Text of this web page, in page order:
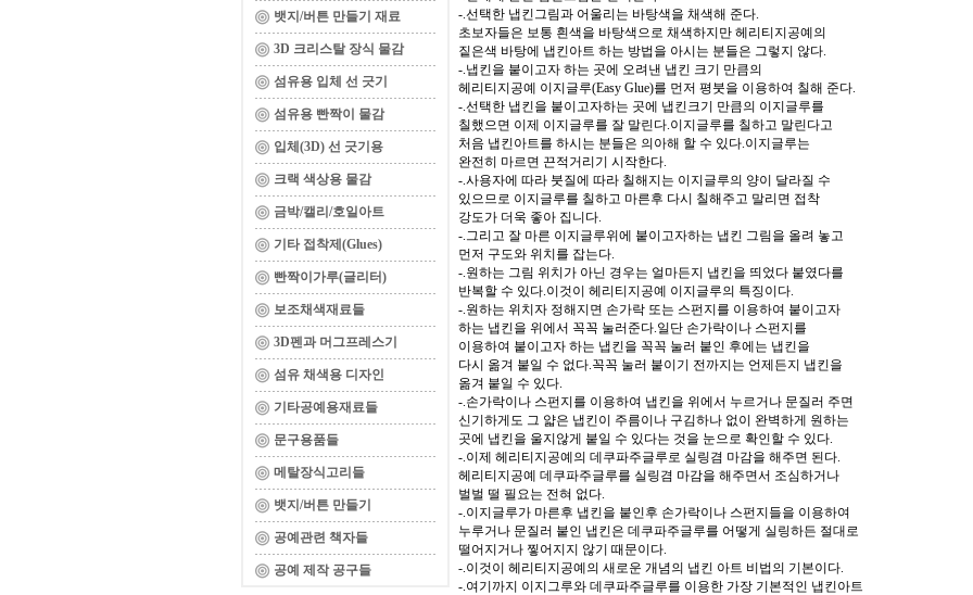
뱃지/버튼 만들기 재료
3D 크리스탈 장식 물감
섬유용 입체 선 긋기
섬유용 빤짝이 물감
입체(3D) 선 긋기용
크랙 색상용 물감
금박/캘리/호일아트
기타 접착제(Glues)
빤짝이가루(글리터)
보조채색재료들
3D펜과 머그프레스기
섬유 채색용 디자인
기타공예용재료들
문구용품들
메탈장식고리들
뱃지/버튼 만들기
공예관련 책자들
공예 제작 공구들
-.선택한 냅킨그림과 어울리는 바탕색을 채색해 준다.
초보자들은 보통 흰색을 바탕색으로 채색하지만 헤리티지공예의
짙은색 바탕에 냅킨아트 하는 방법을 아시는 분들은 그렇지 않다.
-.냅킨을 붙이고자 하는 곳에 오려낸 냅킨 크기 만큼의
헤리티지공예 이지글루(Easy Glue)를 먼저 평붓을 이용하여 칠해 준다.
-.선택한 냅킨을 붙이고자하는 곳에 냅킨크기 만큼의 이지글루를
칠했으면 이제 이지글루를 잘 말린다.이지글루를 칠하고 말린다고
처음 냅킨아트를 하시는 분들은 의아해 할 수 있다.이지글루는
완전히 마르면 끈적거리기 시작한다.
-.사용자에 따라 붓질에 따라 칠해지는 이지글루의 양이 달라질 수
있으므로 이지글루를 칠하고 마른후 다시 칠해주고 말리면 접착
강도가 더욱 좋아 집니다.
-.그리고 잘 마른 이지글루위에 붙이고자하는 냅킨 그림을 올려 놓고
먼저 구도와 위치를 잡는다.
-.원하는 그림 위치가 아닌 경우는 얼마든지 냅킨을 띄었다 붙였다를
반복할 수 있다.이것이 헤리티지공예 이지글루의 특징이다.
-.원하는 위치자 정해지면 손가락 또는 스펀지를 이용하여 붙이고자
하는 냅킨을 위에서 꼭꼭 눌러준다.일단 손가락이나 스펀지를
이용하여 붙이고자 하는 냅킨을 꼭꼭 눌러 붙인 후에는 냅킨을
다시 옮겨 붙일 수 없다.꼭꼭 눌러 붙이기 전까지는 언제든지 냅킨을
옮겨 붙일 수 있다.
-.손가락이나 스펀지를 이용하여 냅킨을 위에서 누르거나 문질러 주면
신기하게도 그 얇은 냅킨이 주름이나 구김하나 없이 완벽하게 원하는
곳에 냅킨을 울지않게 붙일 수 있다는 것을 눈으로 확인할 수 있다.
-.이제 헤리티지공예의 데쿠파주글루로 실링겸 마감을 해주면 된다.
헤리티지공예 데쿠파주글루를 실링겸 마감을 해주면서 조심하거나
벌벌 떨 필요는 전혀 없다.
-.이지글루가 마른후 냅킨을 붙인후 손가락이나 스펀지들을 이용하여
누루거나 문질러 붙인 냅킨은 데쿠파주글루를 어떻게 실링하든 절대로
떨어지거나 찧어지지 않기 때문이다.
-.이것이 헤리티지공예의 새로운 개념의 냅킨 아트 비법의 기본이다.
-.여기까지 이지그루와 데쿠파주글루를 이용한 가장 기본적인 냅킨아트